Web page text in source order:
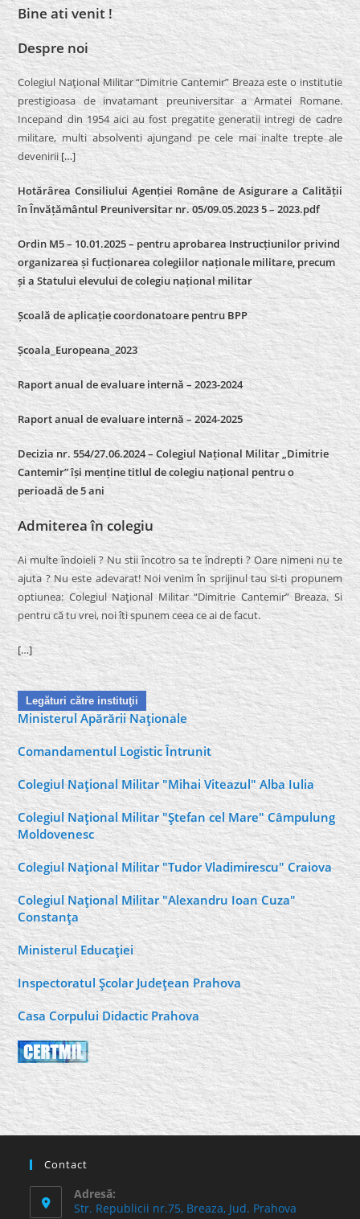
Bine ati venit !
Despre noi
Colegiul Naţional Militar “Dimitrie Cantemir” Breaza este o institutie
prestigioasa de invatamant preuniversitar a Armatei Romane.
Incepand din 1954 aici au fost pregatite generatii intregi de cadre
militare, multi absolventi ajungand pe cele mai inalte trepte ale
devenirii […]
Hotărârea Consiliului Agenției Române de Asigurare a Calității
în Învățământul Preuniversitar nr. 05/09.05.2023 5 – 2023.pdf
Ordin M5 – 10.01.2025 – pentru aprobarea Instrucțiunilor privind
organizarea și fucționarea colegiilor naționale militare, precum
și a Statului elevului de colegiu național militar
Școală de aplicație coordonatoare pentru BPP
Școala_Europeana_2023
Raport anual de evaluare internă – 2023-2024
Raport anual de evaluare internă –2024-2025
Decizia nr. 554/27.06.2024 – Colegiul Național Militar „Dimitrie
Cantemir” își menține titlul de colegiu național pentru o
perioadă de 5 ani
Admiterea în colegiu
Ai multe îndoieli ? Nu stii încotro sa te îndrepti ? Oare nimeni nu te
ajuta ? Nu este adevarat! Noi venim în sprijinul tau si-ti propunem
optiunea: Colegiul Naţional Militar “Dimitrie Cantemir” Breaza. Si
pentru că tu vrei, noi îti spunem ceea ce ai de facut.
[…]
Legături către instituţii
Ministerul Apărării Naţionale
Comandamentul Logistic Întrunit
Colegiul Naţional Militar "Mihai Viteazul" Alba Iulia
Colegiul Naţional Militar "Ştefan cel Mare" Câmpulung
Moldovenesc
Colegiul Naţional Militar "Tudor Vladimirescu" Craiova
Colegiul Naţional Militar "Alexandru Ioan Cuza"
Constanţa
Ministerul Educaţiei
Inspectoratul Şcolar Judeţean Prahova
Casa Corpului Didactic Prahova
Contact
Adresă:
Str. Republicii nr.75, Breaza, Jud. Prahova